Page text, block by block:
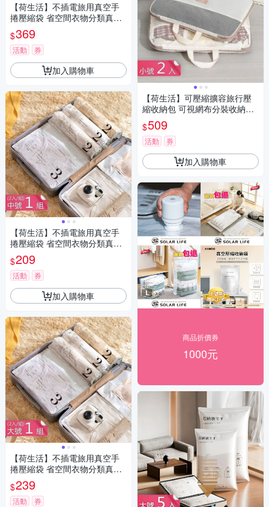
【荷生活】不插電旅用真空手
捲壓縮袋 省空間衣物分類真空
收納袋-大號2組四入組
$369
活動 券
加入購物車
【荷生活】不插電旅用真空手
捲壓縮袋 省空間衣物分類真空
收納袋-中號1組二入組
$209
活動 券
加入購物車
【荷生活】不插電旅用真空手
捲壓縮袋 省空間衣物分類真空
收納袋-大號1組二入組
$239
活動 券
【荷生活】可壓縮擴容旅行壓
縮收納包 可視網布分裝收納按
壓排氣整理包-小號2入組
$509
活動 券
加入購物車
商品折價券
1000元